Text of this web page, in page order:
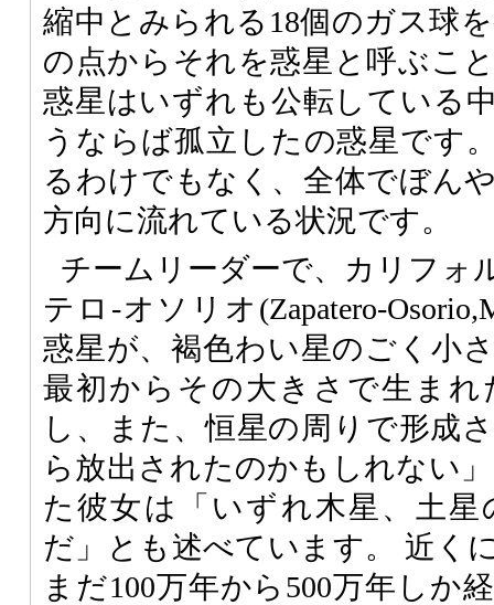
縮中とみられる18個のガス球
の点からそれを惑星と呼ぶこ
惑星はいずれも公転している
うならば孤立したの惑星です
るわけでもなく、全体でぼん
方向に流れている状況です。
チームリーダーで、カリフォ
テロ-オソリオ(Zapatero-
惑星が、褐色わい星のごく小
最初からその大きさで生ま
し、また、恒星の周りで形成
ら放出されたのかもしれない
た彼女は「いずれ木星、土
だ」とも述べています。 近く
まだ100万年から500万年しか